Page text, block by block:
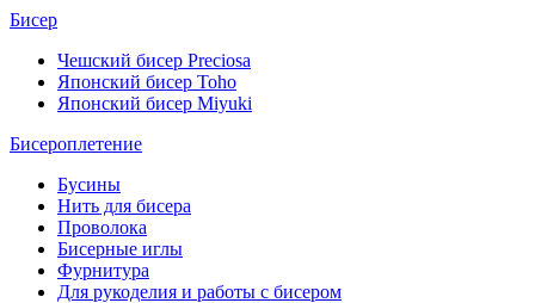
Бисер
Чешский бисер Preciosa
Японский бисер Toho
Японский бисер Miyuki
Бисероплетение
Бусины
Нить для бисера
Проволока
Бисерные иглы
Фурнитура
Для рукоделия и работы с бисером